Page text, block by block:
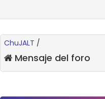
ChuJALT /
Mensaje del foro